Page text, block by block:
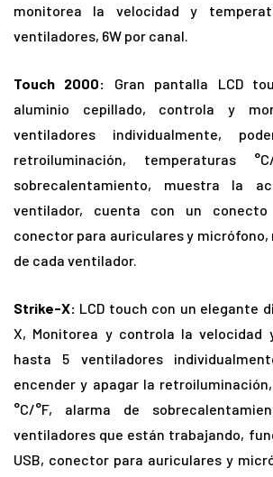
monitorea la velocidad y
ventiladores, 6W por canal.
Touch 2000: Gran pantalla LCD
aluminio cepillado, controla y
ventiladores individualmente,
retroiluminación, temperaturas
sobrecalentamiento, muestra la
ventilador, cuenta con un conecto
conector para auriculares y
de cada ventilador.
Strike-X: LCD touch con un elegante
X, Monitorea y controla la velocidad
hasta 5 ventiladores
encender y apagar la
°C/°F, alarma de
ventiladores que están trabajando,
USB, conector para auriculares y